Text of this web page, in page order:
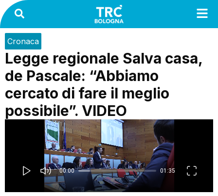
Cronaca
Legge regionale Salva casa,
de Pascale: “Abbiamo
cercato di fare il meglio
possibile”. VIDEO